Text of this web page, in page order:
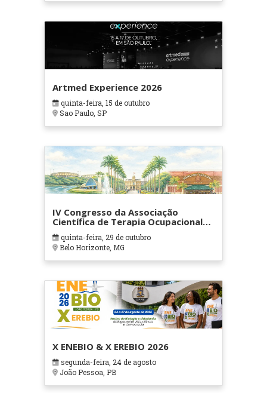
Artmed Experience 2026
quinta-feira, 15 de outubro
Sao Paulo, SP
IV Congresso da Associação
Científica de Terapia Ocupacional
em Contextos Hospitalares e
Cuidados Paliativos - ATOHOSP
quinta-feira, 29 de outubro
Belo Horizonte, MG
X ENEBIO & X EREBIO 2026
segunda-feira, 24 de agosto
João Pessoa, PB